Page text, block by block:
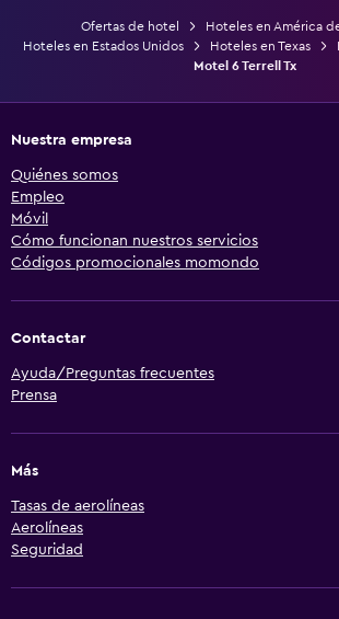
Ofertas de hotel
Hoteles en América
Hoteles en Estados Unidos
Hoteles en Texas
Motel 6 Terrell Tx
Nuestra empresa
Quiénes somos
Empleo
Móvil
Cómo funcionan nuestros servicios
Códigos promocionales momondo
Contactar
Ayuda/Preguntas frecuentes
Prensa
Más
Tasas de aerolíneas
Aerolíneas
Seguridad